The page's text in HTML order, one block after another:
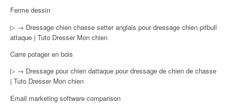
Ferme dessin
▷ → Dressage chien chasse setter anglais pour dressage chien pitbull
attaque | Tuto Dresser Mon chien
Carre potager en bois
▷ → Dressage pour chien dattaque pour dressage de chien de chasse
| Tuto Dresser Mon chien
Email marketing software comparison